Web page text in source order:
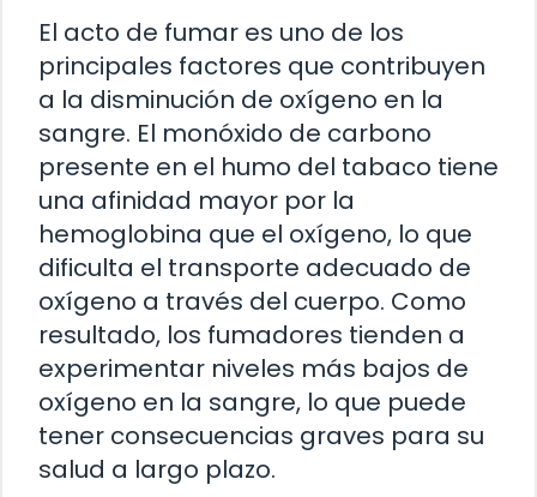
El acto de fumar es uno de los
principales factores que contribuyen
a la disminución de oxígeno en la
sangre. El monóxido de carbono
presente en el humo del tabaco tiene
una afinidad mayor por la
hemoglobina que el oxígeno, lo que
dificulta el transporte adecuado de
oxígeno a través del cuerpo. Como
resultado, los fumadores tienden a
experimentar niveles más bajos de
oxígeno en la sangre, lo que puede
tener consecuencias graves para su
salud a largo plazo.